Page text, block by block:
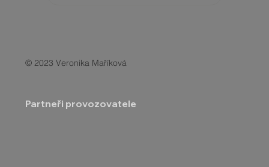
© 2023 Veronika Maříková
Partneři provozovatele